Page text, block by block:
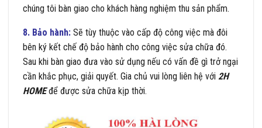
chúng tôi bàn giao cho khách hàng nghiệm thu sản phẩm.
8. Bảo hành: Sẽ tùy thuộc vào cấp độ công việc mà đôi
bên ký kết chế độ bảo hành cho công việc sửa chữa đó.
Sau khi bàn giao đưa vào sử dụng nếu có vấn đề gì trở ngại
cần khắc phục, giải quyết. Gia chủ vui lòng liên hệ với 2H
HOME để được sửa chữa kịp thời.